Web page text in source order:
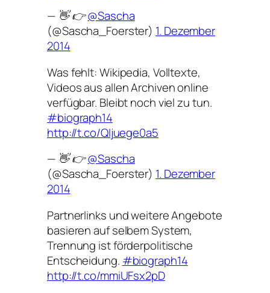
— 👋 👉@Sascha
(@Sascha_Foerster) 1. Dezember
2014
Was fehlt: Wikipedia, Volltexte,
Videos aus allen Archiven online
verfügbar. Bleibt noch viel zu tun.
#biograph14
http://t.co/QIjuege0a5
— 👋 👉@Sascha
(@Sascha_Foerster) 1. Dezember
2014
Partnerlinks und weitere Angebote
basieren auf selbem System,
Trennung ist förderpolitische
Entscheidung. #biograph14
http://t.co/mmiUFsx2pD